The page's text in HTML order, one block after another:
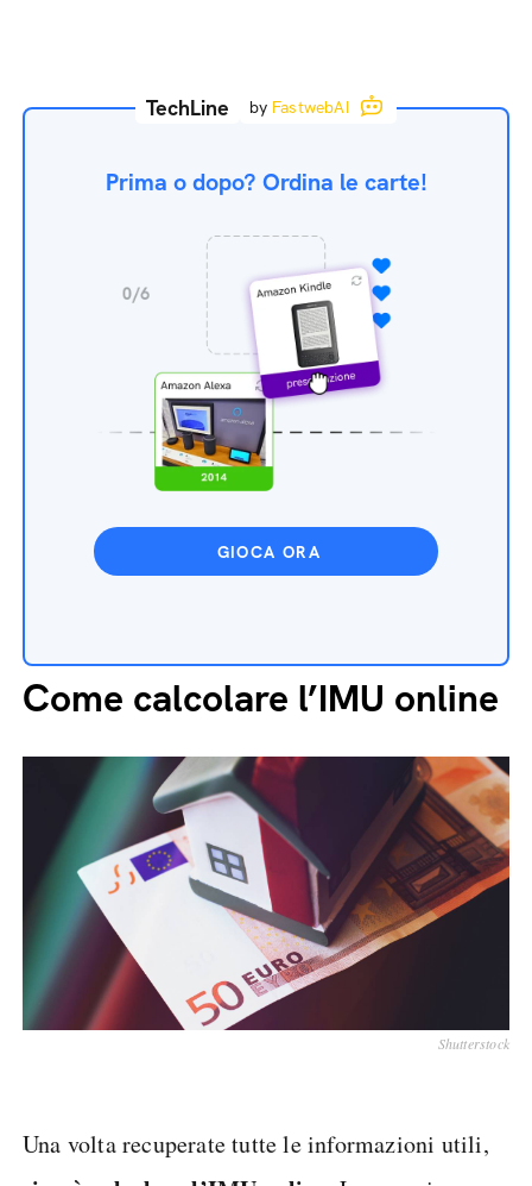
TechLine by FastwebAI
Prima o dopo? Ordina le carte!
GIOCA ORA
Come calcolare l’IMU online
Shutterstock
Una volta recuperate tutte le informazioni utili,